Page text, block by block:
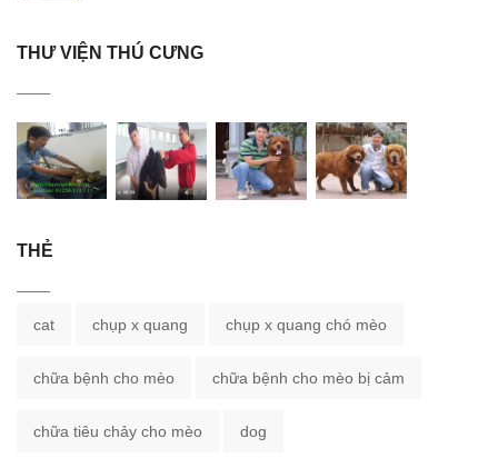
THƯ VIỆN THÚ CƯNG
THẺ
cat chụp x quang chụp x quang chó mèo
chữa bệnh cho mèo chữa bệnh cho mèo bị cảm
chữa tiêu chảy cho mèo dog